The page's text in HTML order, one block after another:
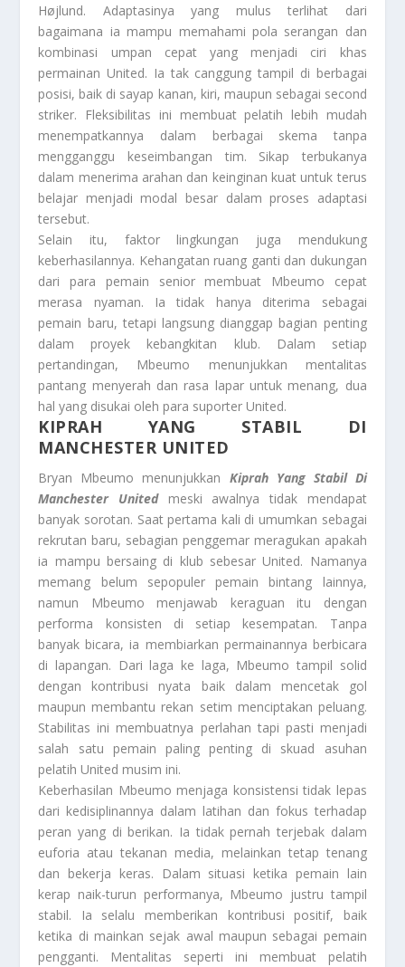
Højlund. Adaptasinya yang mulus terlihat dari
bagaimana ia mampu memahami pola serangan dan
kombinasi umpan cepat yang menjadi ciri khas
permainan United. Ia tak canggung tampil di berbagai
posisi, baik di sayap kanan, kiri, maupun sebagai second
striker. Fleksibilitas ini membuat pelatih lebih mudah
menempatkannya dalam berbagai skema tanpa
mengganggu keseimbangan tim. Sikap terbukanya
dalam menerima arahan dan keinginan kuat untuk terus
belajar menjadi modal besar dalam proses adaptasi
tersebut.
Selain itu, faktor lingkungan juga mendukung
keberhasilannya. Kehangatan ruang ganti dan dukungan
dari para pemain senior membuat Mbeumo cepat
merasa nyaman. Ia tidak hanya diterima sebagai
pemain baru, tetapi langsung dianggap bagian penting
dalam proyek kebangkitan klub. Dalam setiap
pertandingan, Mbeumo menunjukkan mentalitas
pantang menyerah dan rasa lapar untuk menang, dua
hal yang disukai oleh para suporter United.
KIPRAH YANG STABIL DI
MANCHESTER UNITED
Bryan Mbeumo menunjukkan Kiprah Yang Stabil Di
Manchester Unitedmeski awalnya tidak mendapat
banyak sorotan. Saat pertama kali di umumkan sebagai
rekrutan baru, sebagian penggemar meragukan apakah
ia mampu bersaing di klub sebesar United. Namanya
memang belum sepopuler pemain bintang lainnya,
namun Mbeumo menjawab keraguan itu dengan
performa konsisten di setiap kesempatan. Tanpa
banyak bicara, ia membiarkan permainannya berbicara
di lapangan. Dari laga ke laga, Mbeumo tampil solid
dengan kontribusi nyata baik dalam mencetak gol
maupun membantu rekan setim menciptakan peluang.
Stabilitas ini membuatnya perlahan tapi pasti menjadi
salah satu pemain paling penting di skuad asuhan
pelatih United musim ini.
Keberhasilan Mbeumo menjaga konsistensi tidak lepas
dari kedisiplinannya dalam latihan dan fokus terhadap
peran yang di berikan. Ia tidak pernah terjebak dalam
euforia atau tekanan media, melainkan tetap tenang
dan bekerja keras. Dalam situasi ketika pemain lain
kerap naik-turun performanya, Mbeumo justru tampil
stabil. Ia selalu memberikan kontribusi positif, baik
ketika di mainkan sejak awal maupun sebagai pemain
pengganti. Mentalitas seperti ini membuat pelatih